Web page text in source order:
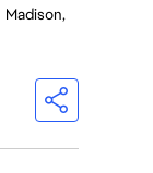
Madison,